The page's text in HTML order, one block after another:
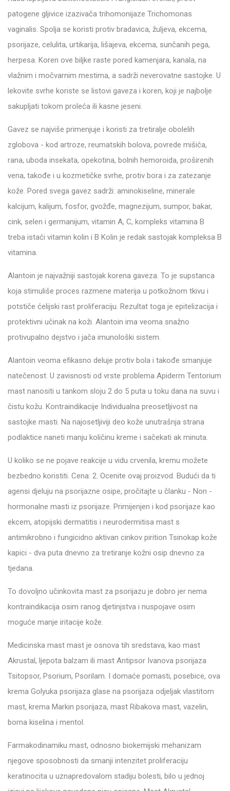
patogene gljivice izazivača trihomonijaze Trichomonas
vaginalis. Spolja se koristi protiv bradavica, žuljeva, ekcema,
psorijaze, celulita, urtikarija, lišajeva, ekcema, sunčanih pega,
herpesa. Koren ove biljke raste pored kamenjara, kanala, na
vlažnim i močvarnim mestima, a sadrži neverovatne sastojke. U
lekovite svrhe koriste se listovi gaveza i koren, koji je najbolje
sakupljati tokom proleća ili kasne jeseni.
Gavez se najviše primenjuje i koristi za tretiralje obolelih
zglobova - kod artroze, reumatskih bolova, povrede mišića,
rana, uboda insekata, opekotina, bolnih hemoroida, proširenih
vena, takođe i u kozmetičke svrhe, protiv bora i za zatezanje
kože. Pored svega gavez sadrži: aminokiseline, minerale
kalcijum, kalijum, fosfor, gvožđe, magnezijum, sumpor, bakar,
cink, selen i germanijum, vitamin A, C, kompleks vitamina B
treba istaći vitamin kolin i B Kolin je redak sastojak kompleksa B
vitamina.
Alantoin je najvažniji sastojak korena gaveza. To je supstanca
koja stimuliše proces razmene materija u potkožnom tkivu i
potstiče ćelijski rast proliferaciju. Rezultat toga je epitelizacija i
protektivni učinak na koži. Alantoin ima veoma snažno
protivupalno dejstvo i jača imunološki sistem.
Alantoin veoma efikasno deluje protiv bola i takođe smanjuje
natečenost. U zavisnosti od vrste problema Apiderm Tentorium
mast nanositi u tankom sloju 2 do 5 puta u toku dana na suvu i
čistu kožu. Kontraindikacije Individualna preosetljivost na
sastojke masti. Na najosetljiviji deo kože unutrašnja strana
podlaktice naneti manju količinu kreme i sačekati ak minuta.
U koliko se ne pojave reakcije u vidu crvenila, kremu možete
bezbedno koristiti. Cena: 2. Ocenite ovaj proizvod. Budući da ti
agensi djeluju na psorijazne osipe, pročitajte u članku - Non -
hormonalne masti iz psorijaze. Primijenjen i kod psorijaze kao
ekcem, atopijski dermatitis i neurodermitisa mast s
antimikrobno i fungicidno aktivan cinkov pirition Tsinokap kože
kapici - dva puta dnevno za tretiranje kožni osip dnevno za
tjedana.
To dovoljno učinkovita mast za psorijazu je dobro jer nema
kontraindikacija osim ranog djetinjstva i nuspojave osim
moguće manje iritacije kože.
Medicinska mast mast je osnova tih sredstava, kao mast
Akrustal, ljepota balzam ili mast Antipsor Ivanova psorijaza
Tsitopsor, Psorium, Psorilam. I domaće pomasti, posebice, ova
krema Golyuka psorijaza glase na psorijaza odjeljak vlastitom
mast, krema Markin psorijaza, mast Ribakova mast, vazelin,
borna kiselina i mentol.
Farmakodinamiku mast, odnosno biokemijski mehanizam
njegove sposobnosti da smanji intenzitet proliferaciju
keratinocita u uznapredovalom stadiju bolesti, bilo u jednoj